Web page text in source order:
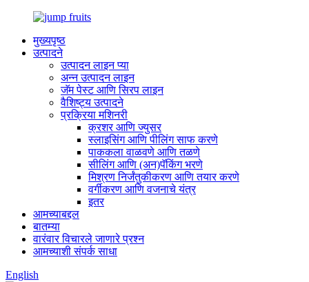
मुख्यपृष्ठ
उत्पादने
उत्पादन लाइन प्या
अन्न उत्पादन लाइन
जॅम पेस्ट आणि सिरप लाइन
वैशिष्ट्य उत्पादने
प्रक्रिया मशिनरी
क्रशर आणि ज्युसर
स्लाइसिंग आणि पीलिंग साफ करणे
पाककला वाळवणे आणि तळणे
सीलिंग आणि (अन)पॅकिंग भरणे
मिश्रण निर्जंतुकीकरण आणि तयार करणे
वर्गीकरण आणि वजनाचे यंत्र
इतर
आमच्याबद्दल
बातम्या
वारंवार विचारले जाणारे प्रश्न
आमच्याशी संपर्क साधा
English